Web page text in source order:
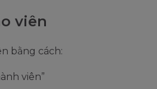
viên
bằng cách:
viên”